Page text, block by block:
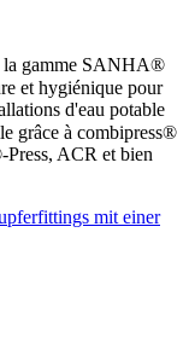
la gamme SANHA®
et hygiénique pour
d'eau potable
grâce à combipress®
ACR et bien